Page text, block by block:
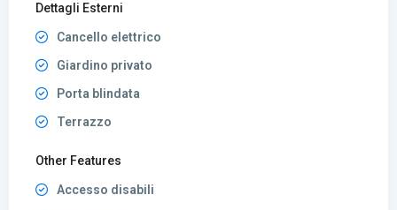
Dettagli Esterni
Cancello elettrico
Giardino privato
Porta blindata
Terrazzo
Other Features
Accesso disabili